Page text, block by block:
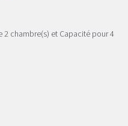
chambre(s) et Capacité pour 4